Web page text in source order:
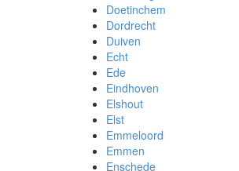
Doetinchem
Dordrecht
Duiven
Echt
Ede
Eindhoven
Elshout
Elst
Emmeloord
Emmen
Enschede